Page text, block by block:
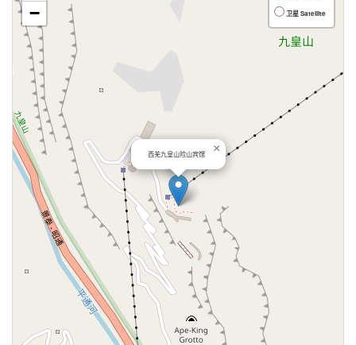
西羌九皇山险山宾馆 ×
−
卫星 Satellite